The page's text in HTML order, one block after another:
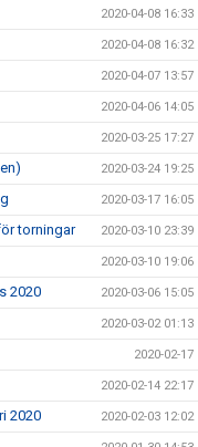
2020-04-08 16:33
2020-04-08 16:32
2020-04-07 13:57
2020-04-06 14:05
2020-03-25 17:27
2020-03-24 19:25
2020-03-17 16:05
torningar 2020-03-10 23:39
2020-03-10 19:06
2020 2020-03-06 15:05
2020-03-02 01:13
2020-02-17
2020-02-14 22:17
2020 2020-02-03 12:02